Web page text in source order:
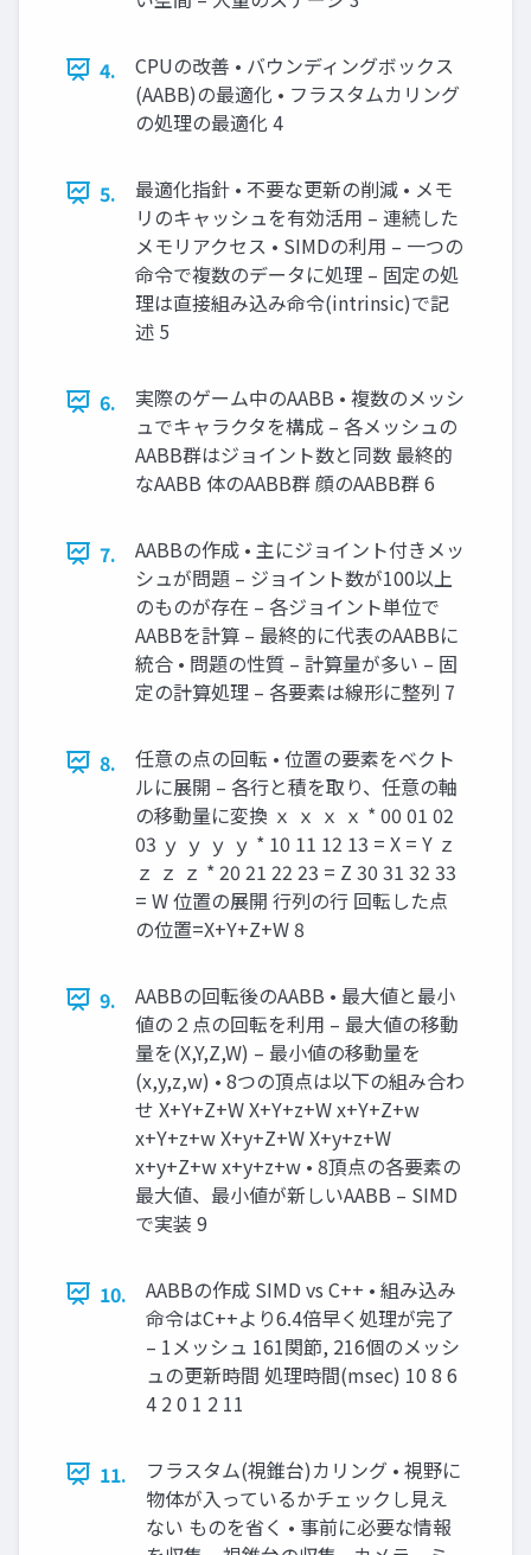
4.
CPUの改善 • バウンディングボックス
(AABB)の最適化 • フラスタムカリング
の処理の最適化 4
5.
最適化指針 • 不要な更新の削減 • メモ
リのキャッシュを有効活用 – 連続した
メモリアクセス • SIMDの利用 – 一つの
命令で複数のデータに処理 – 固定の処
理は直接組み込み命令(intrinsic)で記
述 5
6.
実際のゲーム中のAABB • 複数のメッシ
ュでキャラクタを構成 – 各メッシュの
AABB群はジョイント数と同数 最終的
なAABB 体のAABB群 顔のAABB群 6
7.
AABBの作成 • 主にジョイント付きメッ
シュが問題 – ジョイント数が100以上
のものが存在 – 各ジョイント単位で
AABBを計算 – 最終的に代表のAABBに
統合 • 問題の性質 – 計算量が多い – 固
定の計算処理 – 各要素は線形に整列 7
8.
任意の点の回転 • 位置の要素をベクト
ルに展開 – 各行と積を取り、任意の軸
の移動量に変換 ｘ ｘ ｘ ｘ * 00 01 02
03 ｙ ｙ ｙ ｙ * 10 11 12 13 = X = Y ｚ
ｚ ｚ ｚ * 20 21 22 23 = Z 30 31 32 33
= W 位置の展開 行列の行 回転した点
の位置=X+Y+Z+W 8
9.
AABBの回転後のAABB • 最大値と最小
値の２点の回転を利用 – 最大値の移動
量を(X,Y,Z,W) – 最小値の移動量を
(x,y,z,w) • 8つの頂点は以下の組み合わ
せ X+Y+Z+W X+Y+z+W x+Y+Z+w
x+Y+z+w X+y+Z+W X+y+z+W
x+y+Z+w x+y+z+w • 8頂点の各要素の
最大値、最小値が新しいAABB – SIMD
で実装 9
10.
AABBの作成 SIMD vs C++ • 組み込み
命令はC++より6.4倍早く処理が完了
– 1メッシュ 161関節, 216個のメッシ
ュの更新時間 処理時間(msec) 10 8 6
4 2 0 1 2 11
11.
フラスタム(視錐台)カリング • 視野に
物体が入っているかチェックし見え
ない ものを省く • 事前に必要な情報